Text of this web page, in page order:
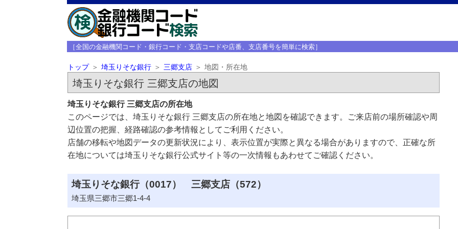
［全国の金融機関コード・銀行コード・支店コードや店番、支店番号を簡単に検索］
トップ 埼玉りそな銀行 三郷支店 地図・所在地
埼玉りそな銀行 三郷支店の地図
埼玉りそな銀行 三郷支店の所在地
このページでは、埼玉りそな銀行 三郷支店の所在地と地図を確認できます。ご来店前の場所確認や周
辺位置の把握、経路確認の参考情報としてご利用ください。
店舗の移転や地図データの更新状況により、表示位置が実際と異なる場合がありますので、正確な所
在地については埼玉りそな銀行公式サイト等の一次情報もあわせてご確認ください。
埼玉りそな銀行（0017） 三郷支店（572）
埼玉県三郷市三郷1-4-4